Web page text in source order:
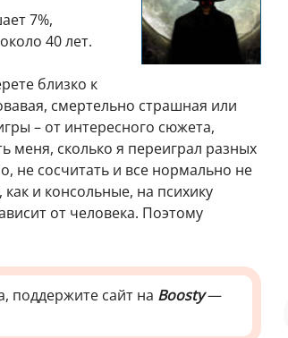
7%,
40 лет.
близко к
смертельно страшная или
– от интересного сюжета,
меня, сколько я переиграл разных
не сосчитать и все нормально не
и консольные, на психику
от человека. Поэтому
поддержите сайт на Boosty—